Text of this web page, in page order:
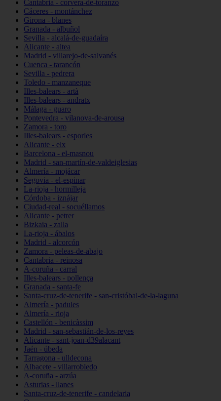
Cantabria - corvera-de-toranzo
Cáceres - montánchez
Girona - blanes
Granada - albuñol
Sevilla - alcalá-de-guadaíra
Alicante - altea
Madrid - villarejo-de-salvanés
Cuenca - tarancón
Sevilla - pedrera
Toledo - manzaneque
Illes-balears - artà
Illes-balears - andratx
Málaga - guaro
Pontevedra - vilanova-de-arousa
Zamora - toro
Illes-balears - esporles
Alicante - elx
Barcelona - el-masnou
Madrid - san-martín-de-valdeiglesias
Almería - mojácar
Segovia - el-espinar
La-rioja - hormilleja
Córdoba - iznájar
Ciudad-real - socuéllamos
Alicante - petrer
Bizkaia - zalla
La-rioja - ábalos
Madrid - alcorcón
Zamora - peleas-de-abajo
Cantabria - reinosa
A-coruña - carral
Illes-balears - pollença
Granada - santa-fe
Santa-cruz-de-tenerife - san-cristóbal-de-la-laguna
Almería - padules
Almería - rioja
Castellón - benicàssim
Madrid - san-sebastián-de-los-reyes
Alicante - sant-joan-d39alacant
Jaén - úbeda
Tarragona - ulldecona
Albacete - villarrobledo
A-coruña - arzúa
Asturias - llanes
Santa-cruz-de-tenerife - candelaria